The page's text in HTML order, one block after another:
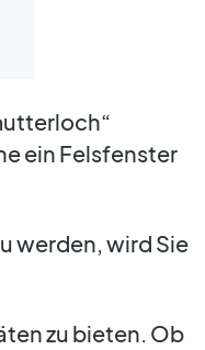
ein Felsfenster
werden, wird Sie
zu bieten. Ob